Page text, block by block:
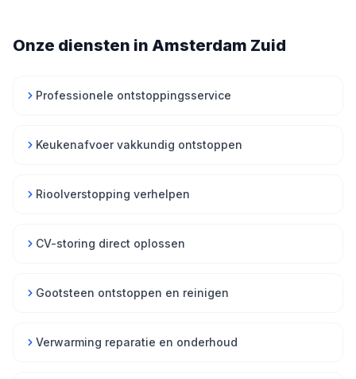
Onze diensten in Amsterdam Zuid
Professionele ontstoppingsservice
Keukenafvoer vakkundig ontstoppen
Rioolverstopping verhelpen
CV-storing direct oplossen
Gootsteen ontstoppen en reinigen
Verwarming reparatie en onderhoud